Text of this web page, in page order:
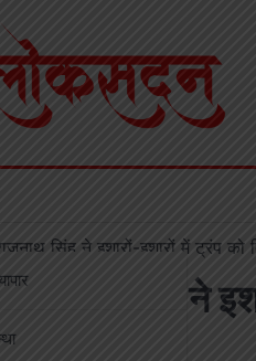
सिंह ने इशारों-इशारों में ट्रंप को
सिंह ने